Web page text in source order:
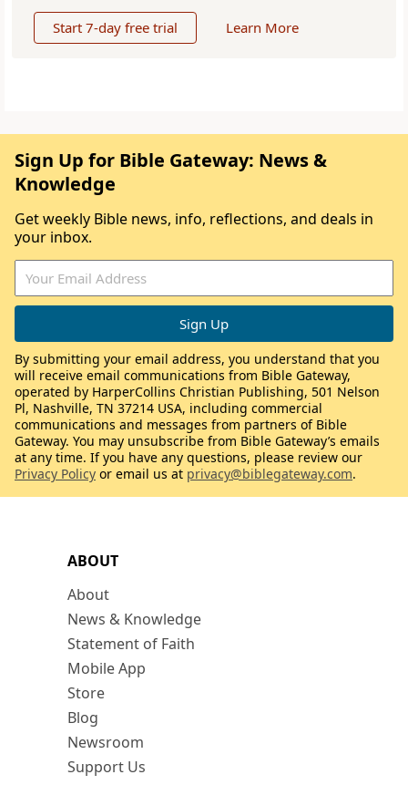
Start 7-day free trial Learn More
ABOUT
About
News & Knowledge
Statement of Faith
Mobile App
Store
Blog
Newsroom
Support Us
Sign Up for Bible Gateway: News &
Knowledge
Get weekly Bible news, info, reflections, and deals in
your inbox.
By submitting your email address, you understand that you
will receive email communications from Bible Gateway,
operated by HarperCollins Christian Publishing, 501 Nelson
Pl, Nashville, TN 37214 USA, including commercial
communications and messages from partners of Bible
Gateway. You may unsubscribe from Bible Gateway’s emails
at any time. If you have any questions, please review our
Privacy Policy or email us at privacy@biblegateway.com.